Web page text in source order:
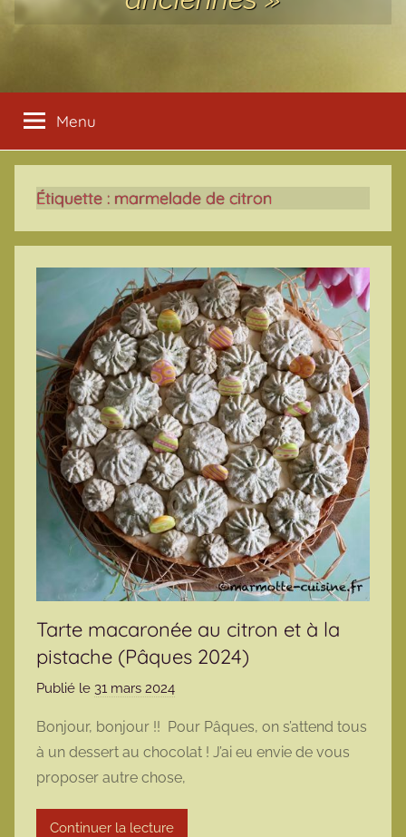
Menu
Étiquette : marmelade de citron
Tarte macaronée au citron et à la
pistache (Pâques 2024)
Publié le 31 mars 2024
r
m
a
r
Bonjour, bonjour !! Pour Pâques, on s’attend tous
à un dessert au chocolat ! J’ai eu envie de vous
proposer autre chose,
Continuer la lecture